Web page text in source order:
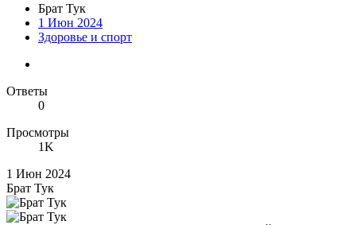
Брат Тук
1 Июн 2024
Здоровье и спорт
Ответы
0
Просмотры
1K
1 Июн 2024
Брат Тук